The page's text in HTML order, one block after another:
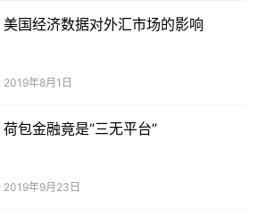
美国经济数据对外汇市场的影响
2019年8月1日
荷包金融竟是“三无平台”
2019年9月23日